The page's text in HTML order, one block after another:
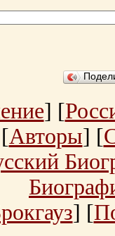
] [
[Авторы] [
] [